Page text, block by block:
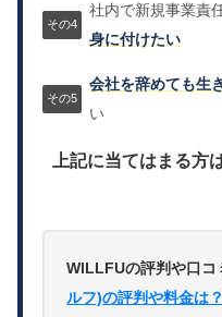
社内で新規事業責
身に付けたい
会社を辞めても生
い
上記に当てはまる方
WILLFUの評判や口コ
ルフ)の評判や料金は